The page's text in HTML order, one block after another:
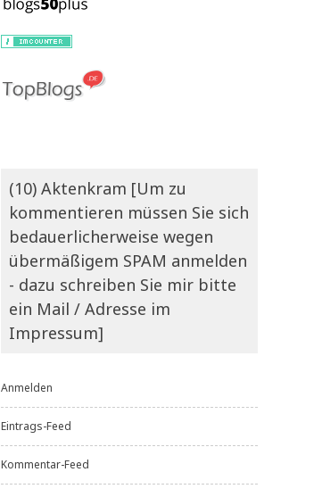
(10) Aktenkram [Um zu
kommentieren müssen Sie sich
bedauerlicherweise wegen
übermäßigem SPAM anmelden
- dazu schreiben Sie mir bitte
ein Mail / Adresse im
Impressum]
Anmelden
Eintrags-Feed
Kommentar-Feed